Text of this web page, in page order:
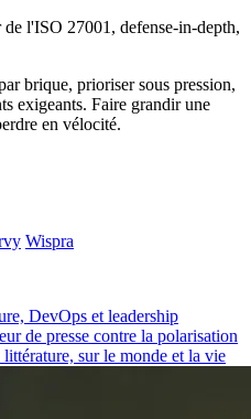
de l'ISO 27001, defense-in-depth,
brique, prioriser sous pression,
exigeants. Faire grandir une
en vélocité.
Wispra
DevOps et leadership
de presse contre la polarisation
sur le monde et la vie